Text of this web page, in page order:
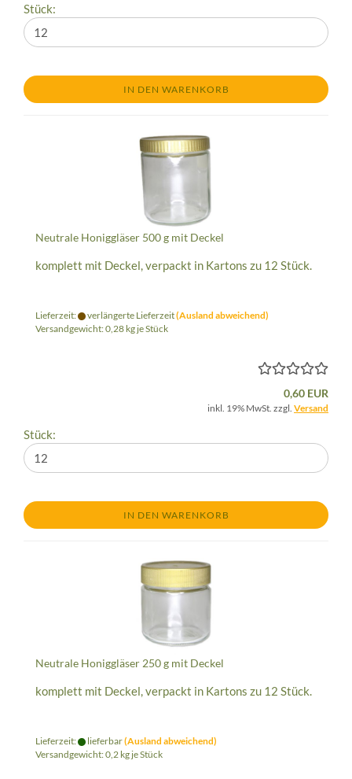
Stück:
IN DEN WARENKORB
Neutrale Honiggläser 500 g mit Deckel
komplett mit Deckel, verpackt in Kartons zu 12 Stück.
Lieferzeit: verlängerte Lieferzeit(Ausland abweichend)
Versandgewicht:0,28 kg je Stück
0,60 EUR
inkl. 19% MwSt. zzgl. Versand
Stück:
IN DEN WARENKORB
Neutrale Honiggläser 250 g mit Deckel
komplett mit Deckel, verpackt in Kartons zu 12 Stück.
Lieferzeit: lieferbar(Ausland abweichend)
Versandgewicht:0,2 kg je Stück